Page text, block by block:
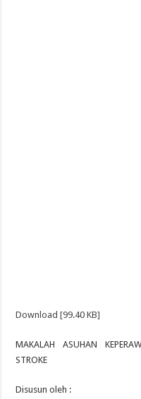
Download [99.40 KB]
MAKALAH ASUHAN
STROKE
Disusun oleh :